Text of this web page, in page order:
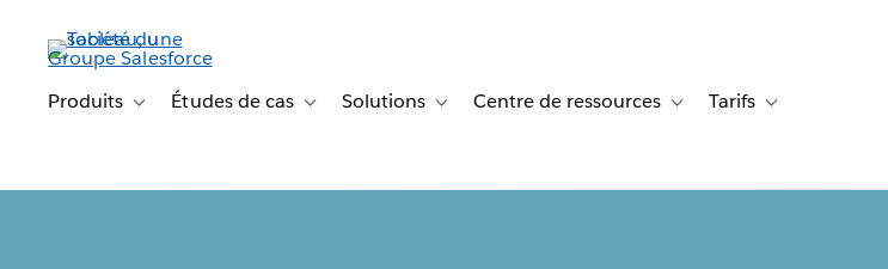
contenu
principalProduits Toggle sub-navigation for Produits
Études de cas Toggle sub-navigation for Études de cas
Solutions Toggle sub-navigation for Solutions
Centre de ressources Toggle sub-navigation for
Tarifs Toggle sub-